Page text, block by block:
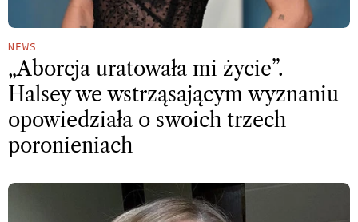
NEWS
„Aborcja uratowała mi życie”.
Halsey we wstrząsającym wyznaniu
opowiedziała o swoich trzech
poronieniach